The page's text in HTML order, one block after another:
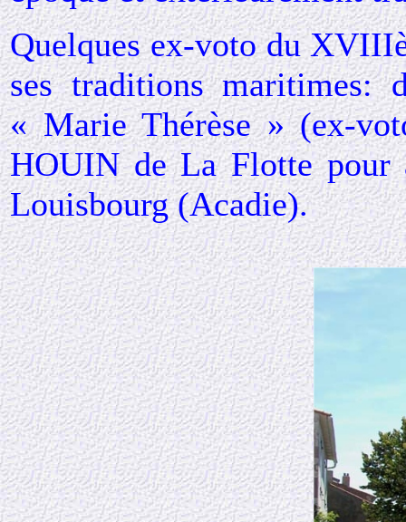
Quelques ex-voto du
ses traditions maritimes:
« Marie Thérèse » (ex-
HOUIN de La Flotte pour
Louisbourg (Acadie).